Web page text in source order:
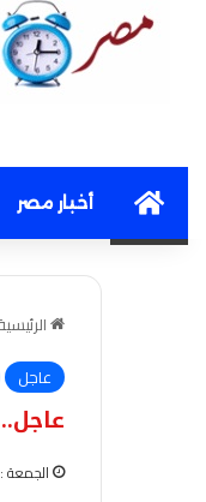
Homeأخبار مصر
عاجل
عاجل..
الجمعة : 2026/5/15